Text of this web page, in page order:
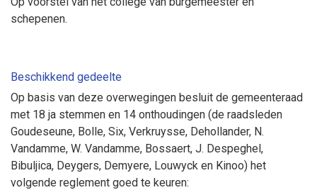
schepenen.
Beschikkend gedeelte
Op basis van deze overwegingen besluit de gemeenteraad
met 18 ja stemmen en 14 onthoudingen (de raadsleden
Goudeseune, Bolle, Six, Verkruysse, Dehollander, N.
Vandamme, W. Vandamme, Bossaert, J. Despeghel,
Bibuljica, Deygers, Demyere, Louwyck en Kinoo) het
volgende reglement goed te keuren: